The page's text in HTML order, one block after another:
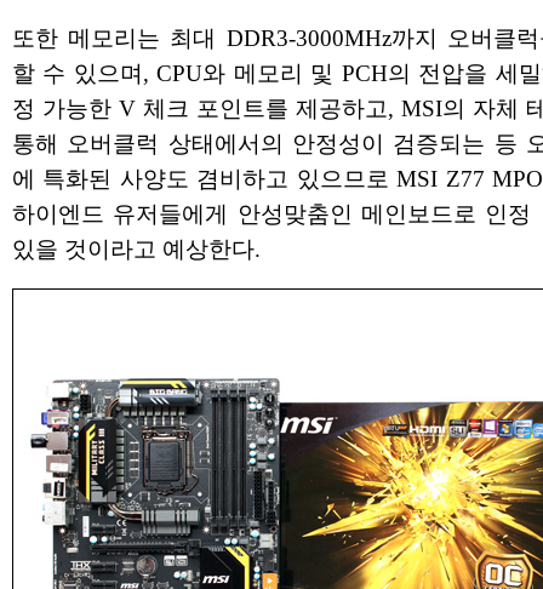
또한 메모리는 최대 DDR3-3000MHz까지 오버클
할 수 있으며, CPU와 메모리 및 PCH의 전압을 세
정 가능한 V 체크 포인트를 제공하고, MSI의 자체
통해 오버클럭 상태에서의 안정성이 검증되는 등
에 특화된 사양도 겸비하고 있으므로 MSI Z77
하이엔드 유저들에게 안성맞춤인 메인보드로 인정
있을 것이라고 예상한다.